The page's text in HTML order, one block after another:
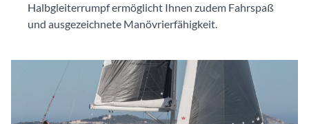
Halbgleiterrumpf ermöglicht Ihnen zudem Fahrspaß
und ausgezeichnete Manövrierfähigkeit.